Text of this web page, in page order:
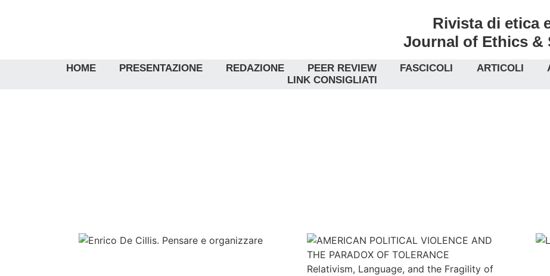
Rivista di etica
Journal of Ethics &
HOME PRESENTAZIONE REDAZIONE PEER REVIEW FASCICOLI ARTICOLI
LINK CONSIGLIATI